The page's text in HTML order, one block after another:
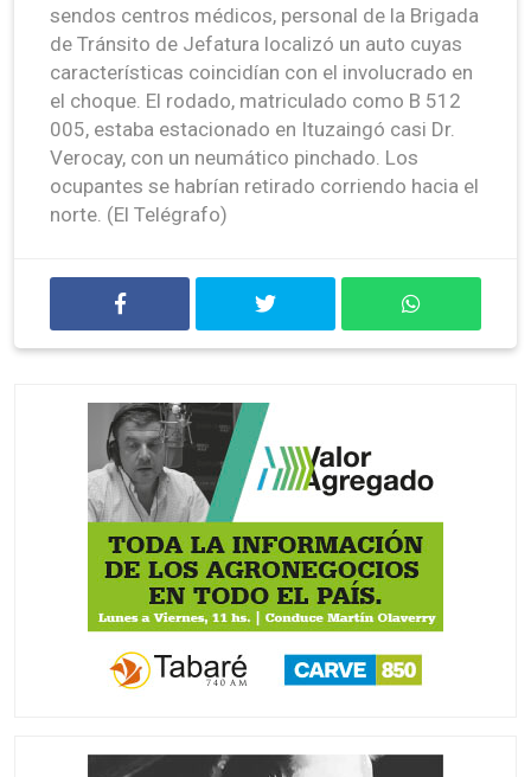
sendos centros médicos, personal de la Brigada
de Tránsito de Jefatura localizó un auto cuyas
características coincidían con el involucrado en
el choque. El rodado, matriculado como B 512
005, estaba estacionado en Ituzaingó casi Dr.
Verocay, con un neumático pinchado. Los
ocupantes se habrían retirado corriendo hacia el
norte. (El Telégrafo)